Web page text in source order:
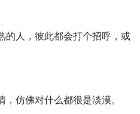
的人，彼此都会打个招呼，或
仿佛对什么都很是淡漠。